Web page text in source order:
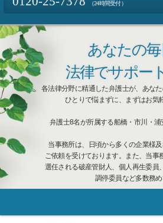
（24時間受付）
あなたの毎
法律でサポー
各法律分野に精通した弁護士が、あな
ひとりで悩まずに、まずはお気
弁護士8名が所属する船橋・市川・浦
当事務所は、日頃から多くの企業様
ご依頼を受けております。また、当事
選任される破産管財人、個人再生委員
調停委員など多数務め